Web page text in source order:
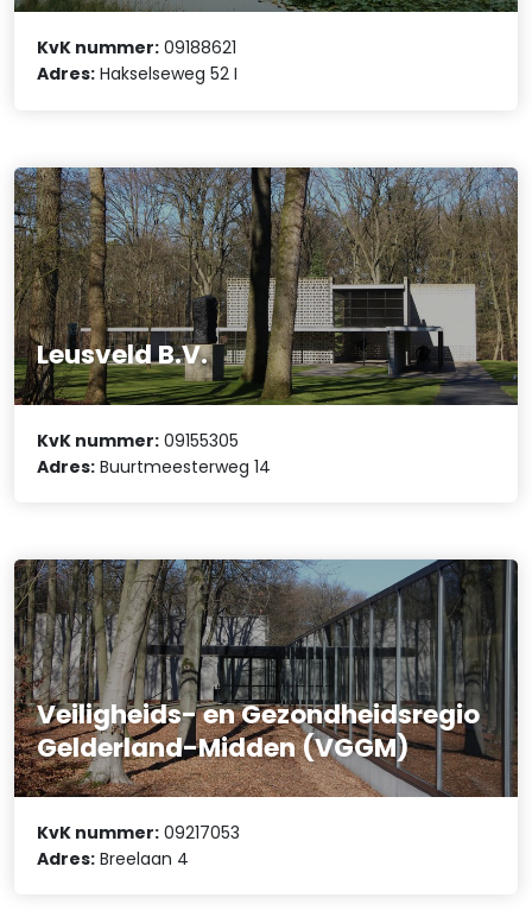
KvK nummer: 09188621
Adres: Hakselseweg 52 I
Leusveld B.V.
KvK nummer: 09155305
Adres: Buurtmeesterweg 14
Veiligheids- en Gezondheidsregio
Gelderland-Midden (VGGM)
KvK nummer: 09217053
Adres: Breelaan 4